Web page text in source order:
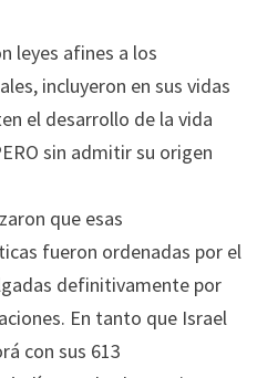
leyes afines a los
incluyeron en sus vidas
el desarrollo de la vida
sin admitir su origen
que esas
fueron ordenadas por el
definitivamente por
En tanto que Israel
con sus 613